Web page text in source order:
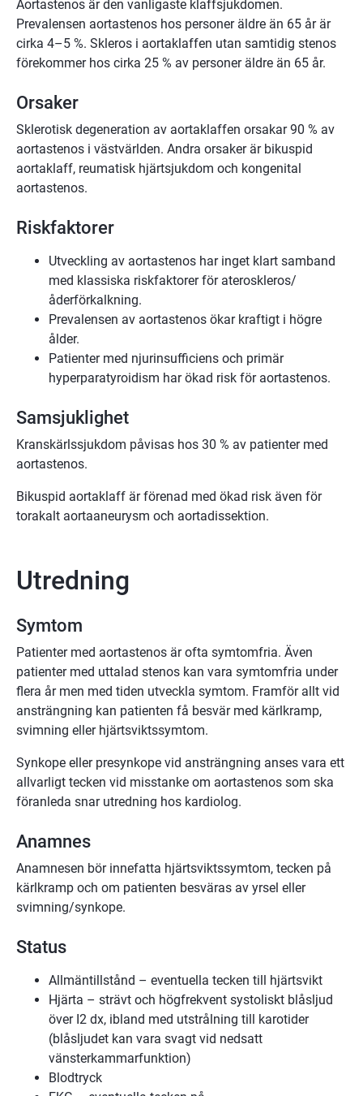
Aortastenos är den vanligaste klaffsjukdomen.
Prevalensen aortastenos hos personer äldre än 65 år är
cirka 4–5 %. Skleros i aortaklaffen utan samtidig stenos
förekommer hos cirka 25 % av personer äldre än 65 år.
Orsaker
Sklerotisk degeneration av aortaklaffen orsakar 90 % av
aortastenos i västvärlden. Andra orsaker är bikuspid
aortaklaff, reumatisk hjärtsjukdom och kongenital
aortastenos.
Riskfaktorer
Utveckling av aortastenos har inget klart samband
med klassiska riskfaktorer för ateroskleros/
åderförkalkning.
Prevalensen av aortastenos ökar kraftigt i högre
ålder.
Patienter med njurinsufficiens och primär
hyperparatyroidism har ökad risk för aortastenos.
Samsjuklighet
Kranskärlssjukdom påvisas hos 30 % av patienter med
aortastenos.
Bikuspid aortaklaff är förenad med ökad risk även för
torakalt aortaaneurysm och aortadissektion.
Utredning
Symtom
Patienter med aortastenos är ofta symtomfria. Även
patienter med uttalad stenos kan vara symtomfria under
flera år men med tiden utveckla symtom. Framför allt vid
ansträngning kan patienten få besvär med kärlkramp,
svimning eller hjärtsviktssymtom.
Synkope eller presynkope vid ansträngning anses vara ett
allvarligt tecken vid misstanke om aortastenos som ska
föranleda snar utredning hos kardiolog.
Anamnes
Anamnesen bör innefatta hjärtsviktssymtom, tecken på
kärlkramp och om patienten besväras av yrsel eller
svimning/synkope.
Status
Allmäntillstånd – eventuella tecken till hjärtsvikt
Hjärta – strävt och högfrekvent systoliskt blåsljud
över I2 dx, ibland med utstrålning till karotider
(blåsljudet kan vara svagt vid nedsatt
vänsterkammarfunktion)
Blodtryck